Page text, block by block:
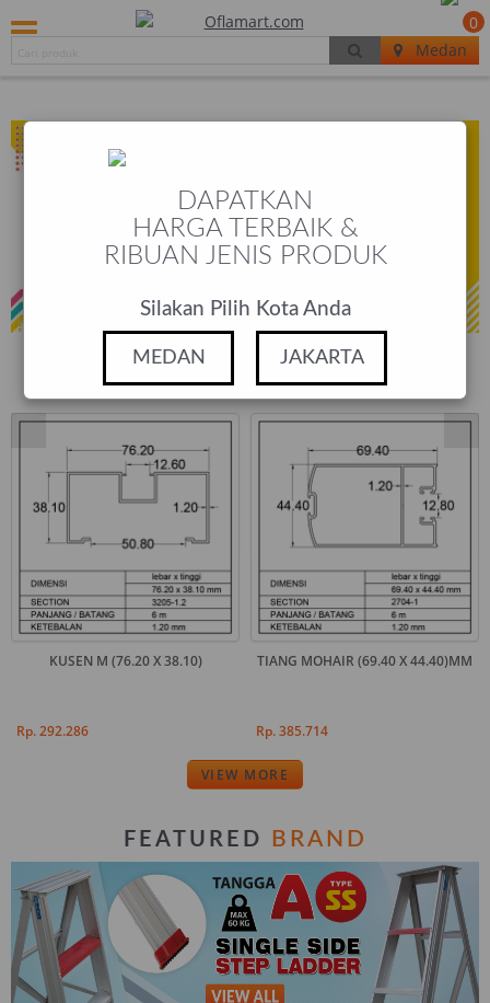
0
Medan
POPULAR PRODUCTS
KUSEN M (76.20 X 38.10)
Rp. 292.286
TIANG MOHAIR (69.40 X 44.40)MM
Rp. 385.714
VIEW MORE
FEATURED BRAND
DAPATKAN
HARGA TERBAIK &
RIBUAN JENIS PRODUK
Silakan Pilih Kota Anda
MEDAN JAKARTA